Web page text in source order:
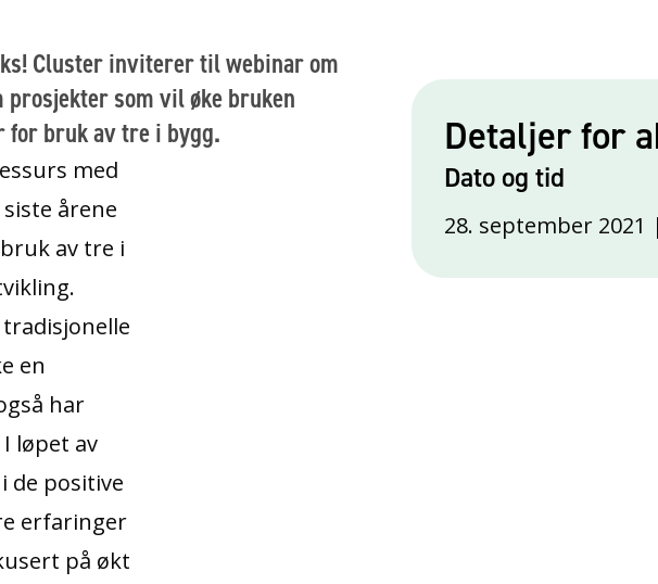
Cluster inviterer til webinar om
som vil øke bruken
for bruk av tre i bygg.
med
årene
av tre i
en
har
løpet av
de positive
erfaringer
på økt
Detaljer for
Dato og tid
28. september 2021